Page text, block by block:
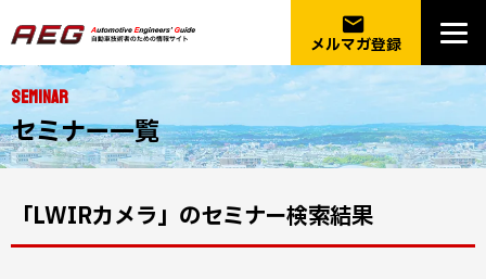
email
メルマガ登録
SEMINAR
セミナー一覧
「LWIRカメラ」のセミナー検索結果